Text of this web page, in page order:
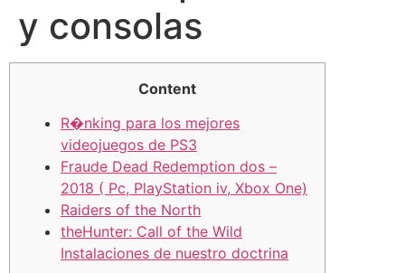
y consolas
Content
R�nking para los mejores
videojuegos de PS3
Fraude Dead Redemption dos –
2018 ( Pc, PlayStation iv, Xbox One)
Raiders of the North
theHunter: Call of the Wild
Instalaciones de nuestro doctrina